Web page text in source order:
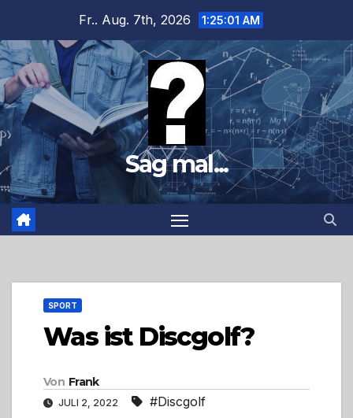
springen
Fr.. Aug. 7th, 2026 1:25:02 AM
Sag mal...
SPORT
Was ist Discgolf?
Von Frank
JULI 2, 2022 #Discgolf